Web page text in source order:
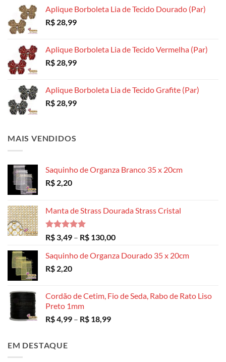
Aplique Borboleta Lia de Tecido Dourado (Par)
R$ 28,99
Aplique Borboleta Lia de Tecido Vermelha (Par)
R$ 28,99
Aplique Borboleta Lia de Tecido Grafite (Par)
R$ 28,99
MAIS VENDIDOS
Saquinho de Organza Branco 35 x 20cm
R$ 2,20
Manta de Strass Dourada Strass Cristal
Avaliação
5.00
de 5
R$ 3,49 – R$ 130,00Faixa
preço:
Saquinho de Organza Dourado 35 x 20cm
R$ 2,20
Cordão de Cetim, Fio de Seda, Rabo de Rato Liso
Preto 1mm
R$4,99 – R$ 18,99Faixa
EM DESTAQUE